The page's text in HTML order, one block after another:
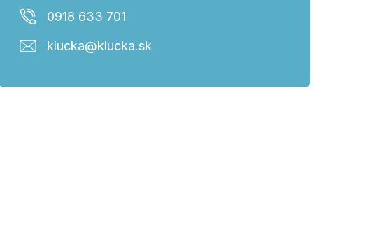
0918 633 701
klucka@klucka.sk